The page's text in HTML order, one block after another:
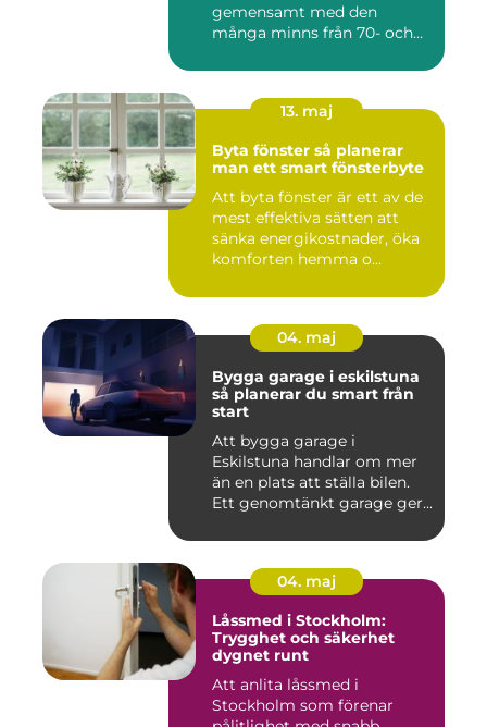
gemensamt med den
många minns från 70- och
13. maj
Byta fönster så planerar
man ett smart fönsterbyte
Att byta fönster är ett av de
mest effektiva sätten att
sänka energikostnader, öka
komforten hemma o...
04. maj
Bygga garage i eskilstuna
så planerar du smart från
start
Att bygga garage i
Eskilstuna handlar om mer
än en plats att ställa bilen.
Ett genomtänkt garage ger...
04. maj
Låssmed i Stockholm:
Trygghet och säkerhet
dygnet runt
Att anlita låssmed i
Stockholm som förenar